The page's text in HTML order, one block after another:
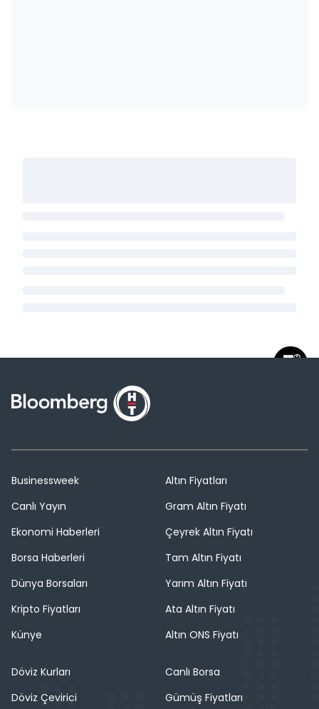
Businessweek
Canlı Yayın
Ekonomi Haberleri
Borsa Haberleri
Dünya Borsaları
Kripto Fiyatları
Künye
Altın Fiyatları
Gram Altın Fiyatı
Çeyrek Altın Fiyatı
Tam Altın Fiyatı
Yarım Altın Fiyatı
Ata Altın Fiyatı
Altın ONS Fiyatı
Döviz Kurları
Döviz Çevirici
Canlı Borsa
Gümüş Fiyatları